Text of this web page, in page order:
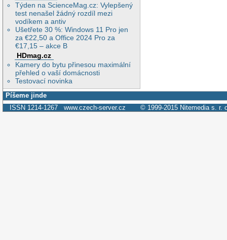
Týden na ScienceMag.cz: Vylepšený
test nenašel žádný rozdíl mezi
vodíkem a antiv
Ušetřete 30 %: Windows 11 Pro jen
za €22,50 a Office 2024 Pro za
€17,15 – akce B
HDmag.cz
Kamery do bytu přinesou maximální
přehled o vaší domácnosti
Testovací novinka
Píšeme jinde
ISSN 1214-1267 www.czech-server.cz © 1999-2015 Nitemedia s. r.